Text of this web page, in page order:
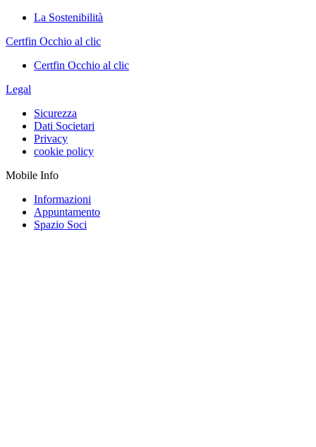
La Sostenibilità
Certfin Occhio al clic
Certfin Occhio al clic
Legal
Sicurezza
Dati Societari
Privacy
cookie policy
Mobile Info
Informazioni
Appuntamento
Spazio Soci